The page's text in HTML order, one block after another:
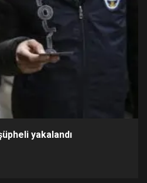
yakalandı